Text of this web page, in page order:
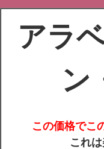
アラ
ン
この価格でこ
これ